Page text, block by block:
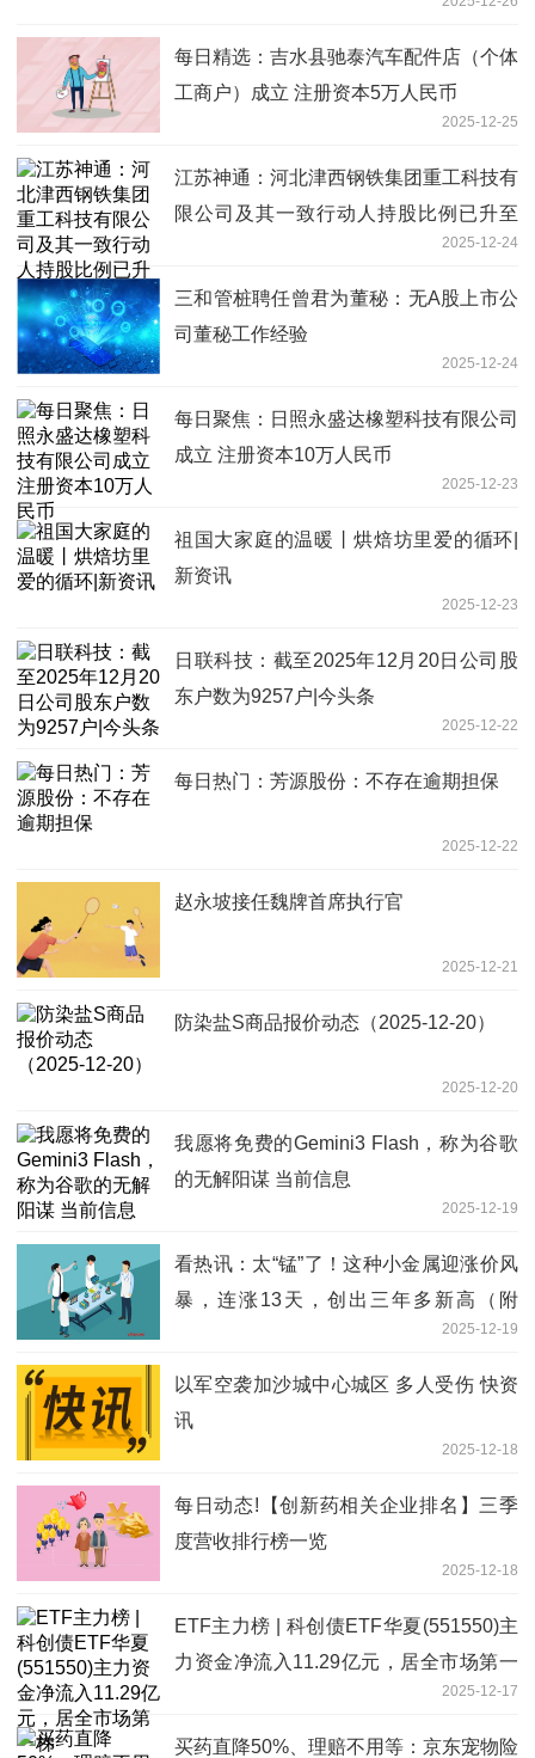
每日精选：吉水县驰泰汽车配件店（个体
工商户）成立 注册资本5万人民币
2025-12-25
江苏神通：河北津西钢铁集团重工科技有
限公司及其一致行动人持股比例已升至
2025-12-24
三和管桩聘任曾君为董秘：无A股上市公
司董秘工作经验
2025-12-24
每日聚焦：日照永盛达橡塑科技有限公司
成立 注册资本10万人民币
2025-12-23
祖国大家庭的温暖丨烘焙坊里爱的循环|
新资讯
2025-12-23
日联科技：截至2025年12月20日公司股
东户数为9257户|今头条
2025-12-22
每日热门：芳源股份：不存在逾期担保
2025-12-22
赵永坡接任魏牌首席执行官
2025-12-21
防染盐S商品报价动态（2025-12-20）
2025-12-20
我愿将免费的Gemini3 Flash，称为谷歌
的无解阳谋 当前信息
2025-12-19
看热讯：太“锰”了！这种小金属迎涨价风
暴，连涨13天，创出三年多新高（附
2025-12-19
以军空袭加沙城中心城区 多人受伤 快资
讯
2025-12-18
每日动态!【创新药相关企业排名】三季
度营收排行榜一览
2025-12-18
ETF主力榜 | 科创债ETF华夏(551550)主
力资金净流入11.29亿元，居全市场第一
2025-12-17
买药直降50%、理赔不用等：京东宠物险